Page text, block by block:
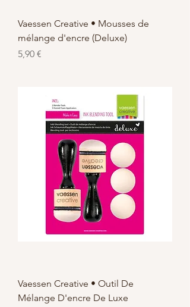
Vaessen Creative • Mousses de
mélange d'encre (Deluxe)
Prix
5,90 €
Vaessen Creative • Outil De
Mélange D'encre De Luxe